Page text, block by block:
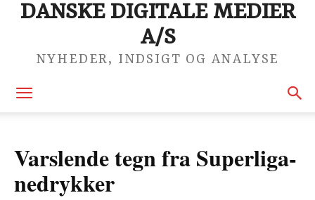
DANSKE DIGITALE MEDIER
A/S
NYHEDER, INDSIGT OG ANALYSE
Varslende tegn fra Superliga-
nedrykker